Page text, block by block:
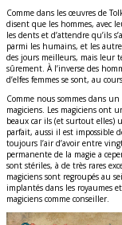
Comme dans les œuvres de
disent que les hommes, avec
les dents et d’attendre qu’ils
parmi les humains, et les
des jours meilleurs, mais leur
sûrement. À l’inverse des
d’elfes femmes se sont, au
Comme nous sommes dans
magiciens. Les magiciens ont
beaux car ils (et surtout elles)
parfait, aussi il est impossible
toujours l’air d’avoir entre
permanente de la magie a
sont stériles, à de très rares
magiciens sont regroupés au
implantés dans les royaumes
magiciens comme conseiller.